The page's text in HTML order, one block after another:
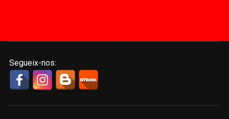
Segueix-nos: